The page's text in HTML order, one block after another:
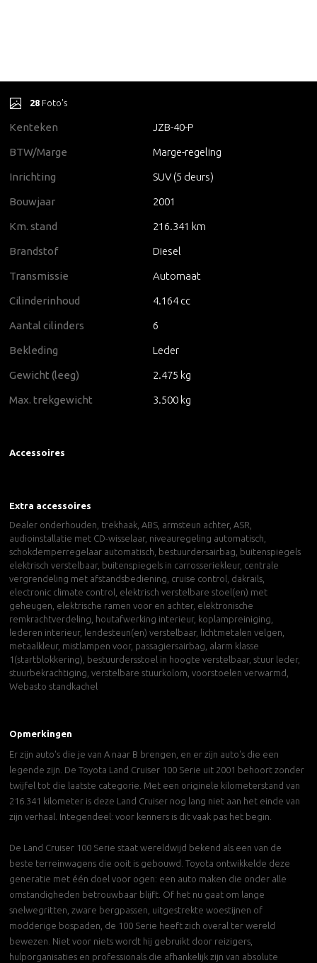
28 Foto's
Kenteken JZB-40-P
BTW/Marge Marge-regeling
Inrichting SUV (5 deurs)
Bouwjaar 2001
Km. stand 216.341 km
Brandstof Diesel
Transmissie Automaat
Cilinderinhoud 4.164 cc
Aantal cilinders 6
Bekleding Leder
Gewicht (leeg) 2.475 kg
Max. trekgewicht 3.500 kg
Accessoires
Extra accessoires
Dealer onderhouden, trekhaak, ABS, armsteun achter, ASR,
audioinstallatie met CD-wisselaar, niveauregeling automatisch,
schokdemperregelaar automatisch, bestuurdersairbag, buitenspiegels
elektrisch verstelbaar, buitenspiegels in carrosseriekleur, centrale
vergrendeling met afstandsbediening, cruise control, dakrails,
electronic climate control, elektrisch verstelbare stoel(en) met
geheugen, elektrische ramen voor en achter, elektronische
remkrachtverdeling, houtafwerking interieur, koplampreiniging,
lederen interieur, lendesteun(en) verstelbaar, lichtmetalen velgen,
metaalkleur, mistlampen voor, passagiersairbag, alarm klasse
1(startblokkering), bestuurdersstoel in hoogte verstelbaar, stuur leder,
stuurbekrachtiging, verstelbare stuurkolom, voorstoelen verwarmd,
Webasto standkachel
Opmerkingen
Er zijn auto's die je van A naar B brengen, en er zijn auto's die een
legende zijn. De Toyota Land Cruiser 100 Serie uit 2001 behoort zonder
twijfel tot die laatste categorie. Met een originele kilometerstand van
216.341 kilometer is deze Land Cruiser nog lang niet aan het einde van
zijn verhaal. Integendeel: voor kenners is dit vaak pas het begin.
De Land Cruiser 100 Serie staat wereldwijd bekend als een van de
beste terreinwagens die ooit is gebouwd. Toyota ontwikkelde deze
generatie met één doel voor ogen: een auto maken die onder alle
omstandigheden betrouwbaar blijft. Of het nu gaat om lange
snelwegritten, zware bergpassen, uitgestrekte woestijnen of
modderige bospaden, de 100 Serie heeft zich overal ter wereld
bewezen. Niet voor niets wordt hij gebruikt door reizigers,
hulporganisaties en professionals die afhankelijk zijn van absolute